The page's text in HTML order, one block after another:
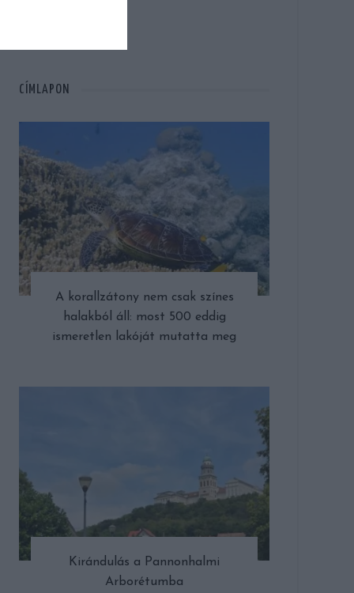
CÍMLAPON
A korallzátony nem csak színes
halakból áll: most 500 eddig
ismeretlen lakóját mutatta meg
Kirándulás a Pannonhalmi
Arborétumba